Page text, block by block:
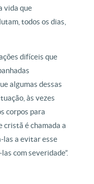
vida que
todos os dias,
difíceis que
algumas dessas
às vezes
corpos para
cristã é chamada a
las a evitar esse
com severidade”.